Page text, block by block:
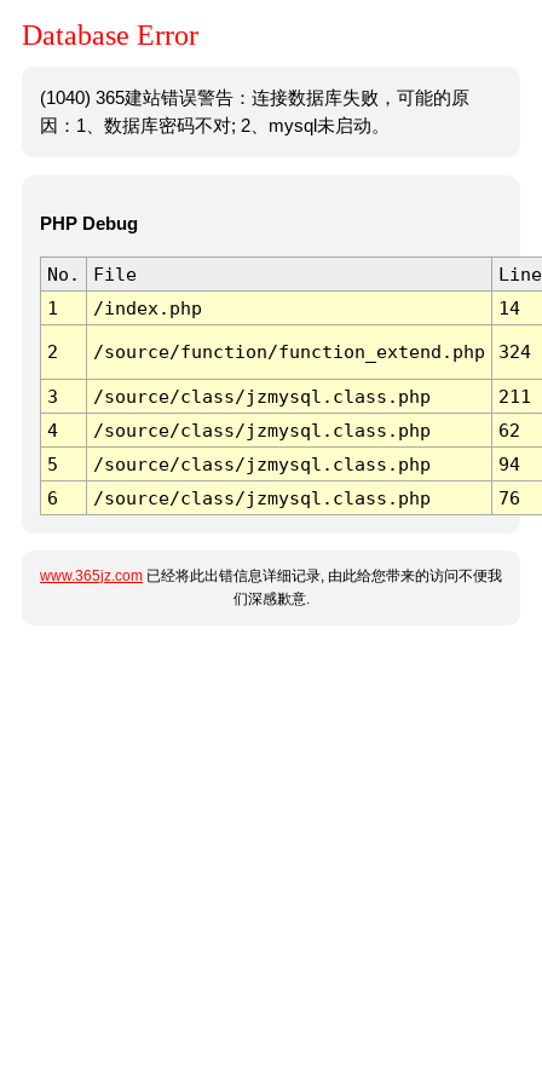
Database Error
(1040) 365建站错误警告：连接数据库失败，可能的原
因：1、数据库密码不对; 2、mysql未启动。
PHP Debug
No. File
Line
1
/index.php 14
2 /source/function/function_extend.php 324
3 /source/class/jzmysql.class.php
211
4
/source/class/jzmysql.class.php
62
5
/source/class/jzmysql.class.php
94
6
/source/class/jzmysql.class.php 76
www.365jz.com 已经将此出错信息详细记录, 由此给您带来的访问不便我
们深感歉意.